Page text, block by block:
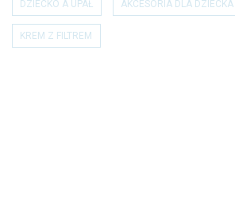
DZIECKO A UPAŁ AKCESORIA DLA DZIECKA
KREM Z FILTREM